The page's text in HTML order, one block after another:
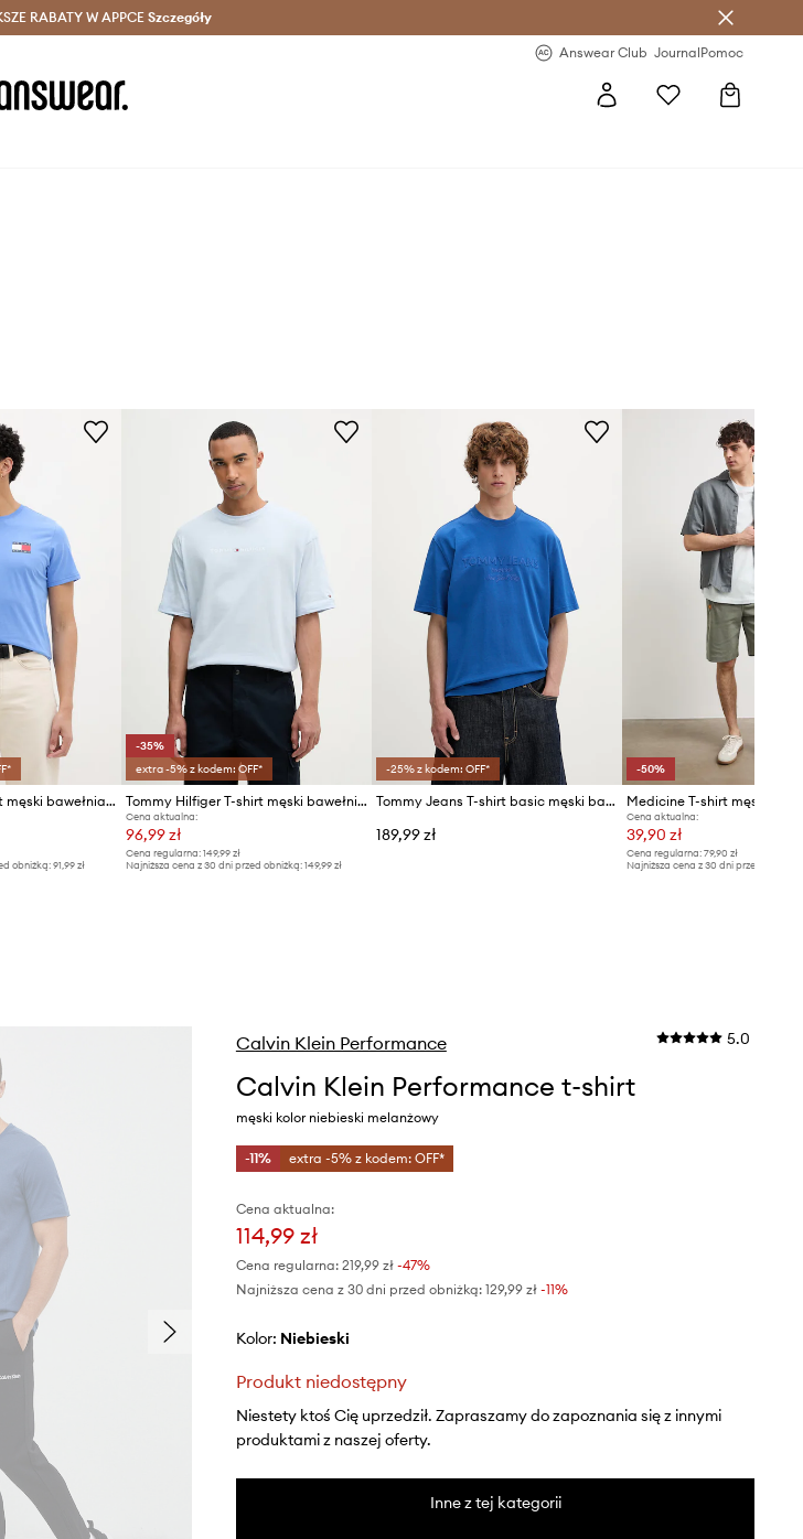
Dostawa nawet w 24h >
RABATY W APPCESzczegóły
Answear Club JournalPomoc
Tommy Jeans t-shirt męski bawełniany
obniżką: 91,99 zł
-35%
extra -5% z kodem: OFF*
Tommy Hilfiger T-shirt męski bawełniany
Cena aktualna:
96,99 zł
Cena regularna: 149,99 zł
Najniższa cena z 30 dni przed obniżką: 149,99 zł
-25% z kodem: OFF*
Tommy Jeans T-shirt basic męski bawełniany
189,99 zł
-50%
Medicine T-shirt męski z
Cena aktualna:
39,90 zł
Cena regularna: 79,90 zł
Najniższa cena z 30 dni przed obniżką:
Calvin Klein Performance 5.0
Calvin Klein Performance t-shirt
męski kolor niebieski melanżowy
-11% extra -5% z kodem: OFF*
Cena aktualna:
114,99 zł
Cena regularna: 219,99 zł-47%
Najniższa cena z 30 dni przed obniżką: 129,99 zł -11%
Kolor: niebieski
Produkt niedostępny
Niestety ktoś Cię uprzedził. Zapraszamy do zapoznania się z innymi
produktami z naszej oferty.
Inne z tej kategorii